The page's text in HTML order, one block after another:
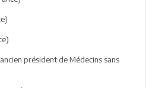
président de Médecins sans